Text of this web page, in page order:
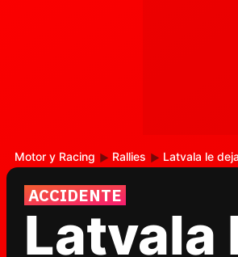
Motor y Racing Rallies Latvala le
ACCIDENTE
Latvala